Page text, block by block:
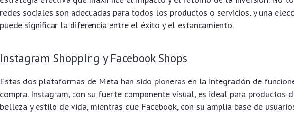
redes sociales son adecuadas para todos los productos o servicios, y una
puede significar la diferencia entre el éxito y el estancamiento.
Instagram Shopping y Facebook Shops
Estas dos plataformas de Meta han sido pioneras en la integración de
compra. Instagram, con su fuerte componente visual, es ideal para productos
belleza y estilo de vida, mientras que Facebook, con su amplia base de